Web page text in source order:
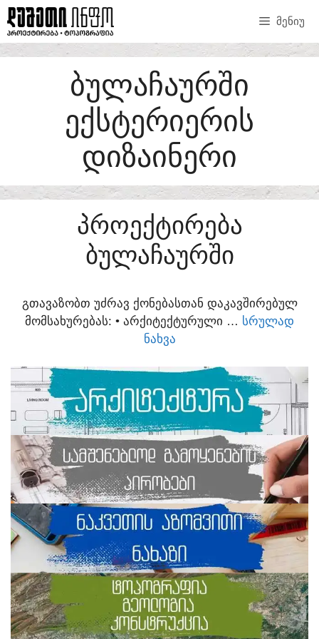
SKIP
TO
CONTENT
ᲛᲔᲜᲘᲣ
ᲑᲣᲚᲐᲩᲐᲣᲠᲨᲘ
ᲔᲥᲡᲢᲔᲠᲘᲔᲠᲘᲡ
ᲓᲘᲖᲐᲘᲜᲔᲠᲘ
ᲞᲠᲝᲔᲥᲢᲘᲠᲔᲑᲐ
ᲑᲣᲚᲐᲩᲐᲣᲠᲨᲘ
ᲒᲗᲐᲕᲐᲖᲝᲑᲗ ᲣᲫᲠᲐᲕ ᲥᲝᲜᲔᲑᲐᲡᲗᲐᲜ ᲓᲐᲙᲐᲕᲨᲘᲠᲔᲑᲣᲚ
ᲛᲝᲛᲡᲐᲮᲣᲠᲔᲑᲐᲡ:​ • ᲐᲠᲥᲘᲢᲔᲥᲢᲣᲠᲣᲚᲘ … ᲡᲠᲣᲚᲐᲓ
ᲜᲐᲮᲕᲐ